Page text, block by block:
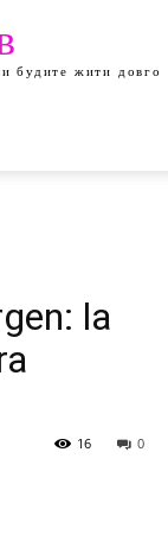
будите жити довго
la
0
16